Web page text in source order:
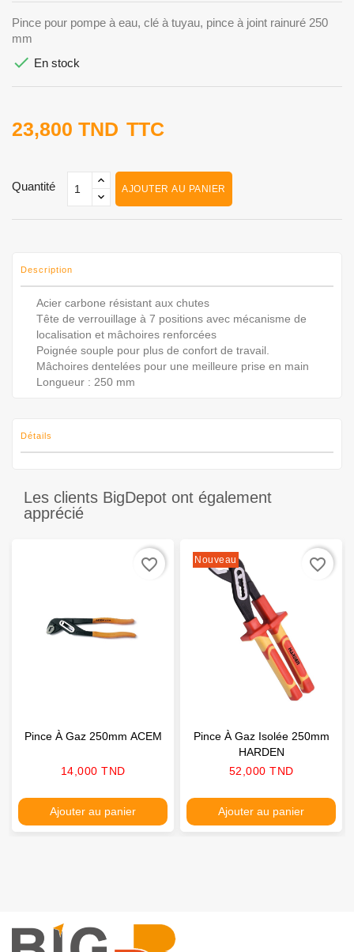
Pince pour pompe à eau, clé à tuyau, pince à joint rainuré 250
mm
 En stock
23,800 TND TTC
Quantité AJOUTER AU PANIER
Description
Acier carbone résistant aux chutes
Tête de verrouillage à 7 positions avec mécanisme de
localisation et mâchoires renforcées
Poignée souple pour plus de confort de travail.
Mâchoires dentelées pour une meilleure prise en main
Longueur : 250 mm
Détails
Les clients BigDepot ont également
apprécié
Pince À Gaz 250mm ACEM
Prix
14,000 TND
Ajouter au panier
favorite_border Nouveau
Pince À Gaz Isolée 250mm
HARDEN
Prix
52,000 TND
Ajouter au panier
favorite_border